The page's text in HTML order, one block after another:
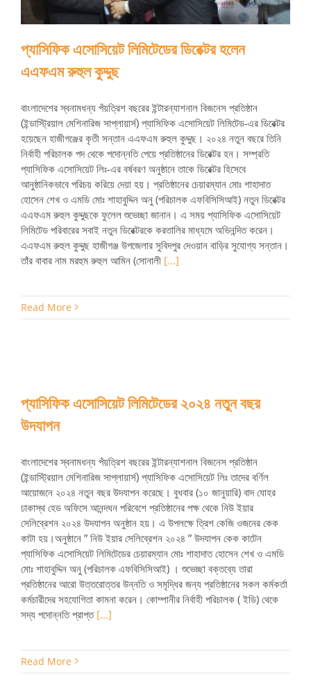
প্যাসিফিক এসোসিয়েট লিমিটেডের ডিরেক্টর হলেন
এএফএম রুহুল কুদ্দুছ
বাংলাদেশের স্বনামধন্য পঁয়ত্রিশ বছরের ইন্টারন্যাশনাল বিজনেস প্রতিষ্ঠান
(ইন্ডাস্ট্রিয়াল মেশিনারিজ সাপ্লায়ার্স) প্যাসিফিক এসোসিয়েট লিমিটেড-এর ডিরেক্টর
হয়েছেন হাজীগঞ্জের কৃতী সন্তান এএফএম রুহুল কুদ্দুছ। ২০২৪ নতুন বছরে তিনি
নির্বাহী পরিচালক পদ থেকে পদোন্নতি পেয়ে প্রতিষ্ঠানের ডিরেক্টর হন। সম্প্রতি
প্যাসিফিক এসোসিয়েট লিঃ-এর বর্ষবরণ অনুষ্ঠানে তাকে ডিরেক্টর হিসেবে
আনুষ্ঠানিকভাবে পরিচয় করিয়ে দেয়া হয়। প্রতিষ্ঠানের চেয়ারম্যান মোঃ শাহাদাত
হোসেন শেখ ও এমডি মোঃ শাহাবুদ্দিন অনু (পরিচালক এফবিসিসিআই) নতুন ডিরেক্টর
এএফএম রুহুল কুদ্দুছকে ফুলেল শুভেচ্ছা জানান। এ সময় প্যাসিফিক এসোসিয়েট
লিমিটেড পরিবারের সবাই নতুন ডিরেক্টরকে করতালির মাধ্যমে অভিনন্দিত করেন।
এএফএম রুহুল কুদ্দুছ হাজীগঞ্জ উপজেলার সুবিদপুর দেওয়ান বাড়ির সুযোগ্য সন্তান।
তাঁর বাবার নাম মরহুম রুহুল আমিন (সোনালী [...]
Read More
প্যাসিফিক এসোসিয়েট লিমিটেডের ২০২৪ নতুন বছর
উদযাপন
বাংলাদেশের স্বনামধন্য পঁয়ত্রিশ বছরের ইন্টারন্যাশনাল বিজনেস প্রতিষ্ঠান
(ইন্ডাস্ট্রিয়াল মেশিনারিজ সাপ্লায়ার্স) প্যাসিফিক এসোসিয়েট লিঃ তাদের বর্ণিল
আয়োজনে ২০২৪ নতুন বছর উদযাপন করেছে। বুধবার (১০ জানুয়ারি) বাদ যোহর
ঢাকাস্থ হেড অফিসে আনন্দঘন পরিবেশে প্রতিষ্ঠানের পক্ষ থেকে নিউ ইয়ার
সেলিব্রেশন ২০২৪ উদযাপন অনুষ্ঠান হয়। এ উপলক্ষে ত্রিশ কেজি ওজনের কেক
কাটা হয়।অনুষ্ঠানে ” নিউ ইয়ার সেলিব্রেশন ২০২৪ ” উদযাপন কেক কাটেন
প্যাসিফিক এসোসিয়েট লিমিটেডের চেয়ারম্যান মোঃ শাহাদাত হোসেন শেখ ও এমডি
মোঃ শাহাবুদ্দিন অনু (পরিচালক এফবিসিসিআই) । শুভেচ্ছা বক্তব্যে তারা
প্রতিষ্ঠানের আরো উত্তরোত্তর উন্নতি ও সমৃদ্ধির জন্য প্রতিষ্ঠানের সকল কর্মকর্তা
কর্মচারীদের সহযোগিতা কামনা করেন। কোম্পানীর নির্বাহী পরিচালক ( ইডি) থেকে
সদ্য পদোন্নতি প্রাপ্ত [...]
Read More